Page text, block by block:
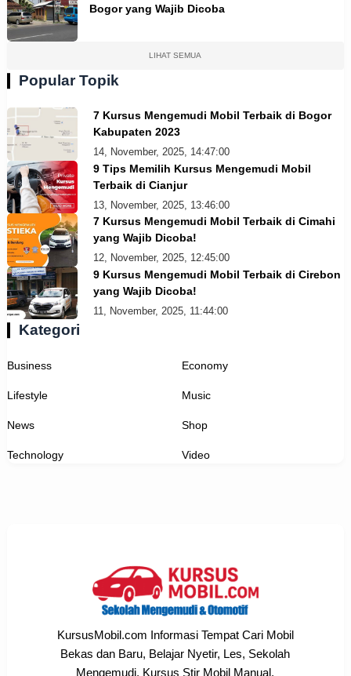
Bogor yang Wajib Dicoba
LIHAT SEMUA
Popular Topik
7 Kursus Mengemudi Mobil Terbaik di Bogor
Kabupaten 2023
14, November, 2025, 14:47:00
9 Tips Memilih Kursus Mengemudi Mobil
Terbaik di Cianjur
13, November, 2025, 13:46:00
7 Kursus Mengemudi Mobil Terbaik di Cimahi
yang Wajib Dicoba!
12, November, 2025, 12:45:00
9 Kursus Mengemudi Mobil Terbaik di Cirebon
yang Wajib Dicoba!
11, November, 2025, 11:44:00
Kategori
Business Economy
Lifestyle Music
News Shop
Technology Video
KursusMobil.com Informasi Tempat Cari Mobil
Bekas dan Baru, Belajar Nyetir, Les, Sekolah
Mengemudi, Kursus Stir Mobil Manual,